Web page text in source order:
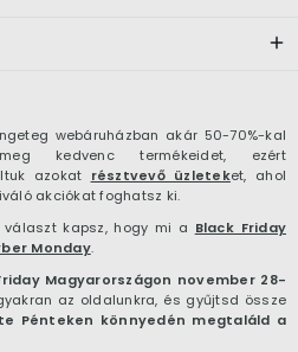
webáruházban akár 50-70%-kal
kedvenc termékeidet, ezért
azokat résztvevő üzleteket, ahol
akciókat foghatsz ki.
választ kapsz, hogy mi a Black Friday
Monday.
Magyarországon november 28-
az oldalunkra, és gyűjtsd össze
Pénteken könnyedén megtaláld a